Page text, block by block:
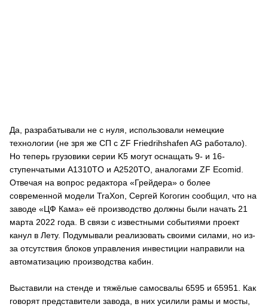
Да, разрабатывали не с нуля, использовали немецкие
технологии (не зря же СП с ZF Friedrihshafen AG работало).
Но теперь грузовики серии K5 могут оснащать 9- и 16-
ступенчатыми A1310TO и A2520TO, аналогами ZF Ecomid.
Отвечая на вопрос редактора «Грейдера» о более
современной модели TraXon, Сергей Когогин сообщил, что на
заводе «ЦФ Кама» её производство должны были начать 21
марта 2022 года. В связи с известными событиями проект
канул в Лету. Подумывали реализовать своими силами, но из-
за отсутствия блоков управления инвестиции направили на
автоматизацию производства кабин.
Выставили на стенде и тяжёлые самосвалы 6595 и 65951. Как
говорят представители завода, в них усилили рамы и мосты,